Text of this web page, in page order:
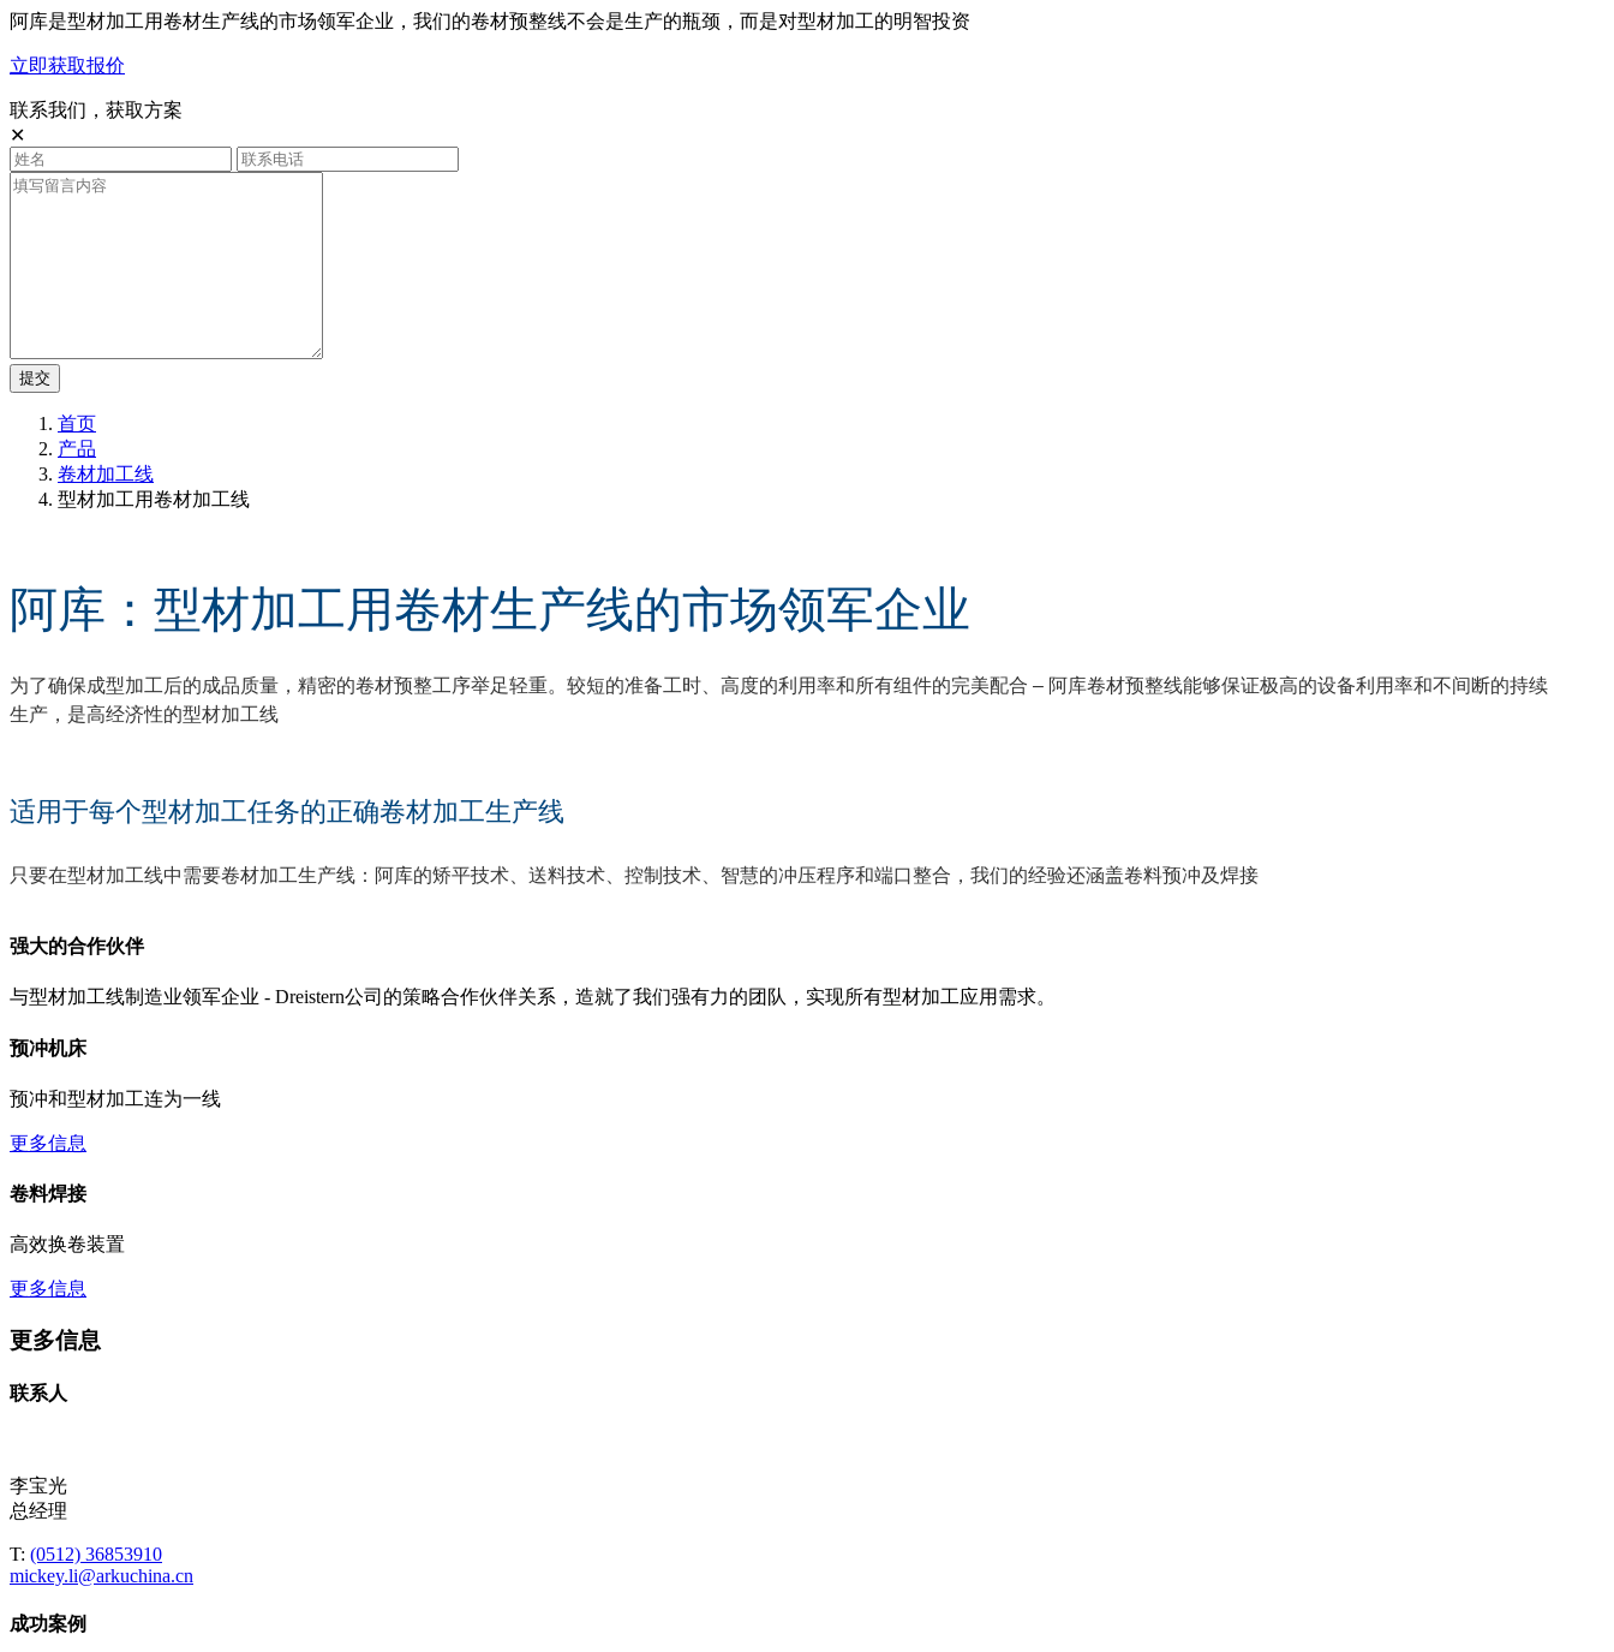
阿库是型材加工用卷材生产线的市场领军企业，我们的卷材预整线不会是生产的瓶颈，而是对型材加工的明智投资
立即获取报价
联系我们，获取方案
✕
提交
首页
产品
卷材加工线
型材加工用卷材加工线
阿库：型材加工用卷材生产线的市场领军企业
为了确保成型加工后的成品质量，精密的卷材预整工序举足轻重。较短的准备工时、高度的利用率和所有组件的完美配合 – 阿库卷材预整线能够保证极高的设备利用率和不间断的持续
生产，是高经济性的型材加工线
适用于每个型材加工任务的正确卷材加工生产线
只要在型材加工线中需要卷材加工生产线：阿库的矫平技术、送料技术、控制技术、智慧的冲压程序和端口整合，我们的经验还涵盖卷料预冲及焊接
强大的合作伙伴
与型材加工线制造业领军企业 - Dreistern公司的策略合作伙伴关系，造就了我们强有力的团队，实现所有型材加工应用需求。
预冲机床
预冲和型材加工连为一线
更多信息
卷料焊接
高效换卷装置
更多信息
更多信息
联系人
李宝光
总经理
T: (0512) 36853910
mickey.li@arkuchina.cn
成功案例